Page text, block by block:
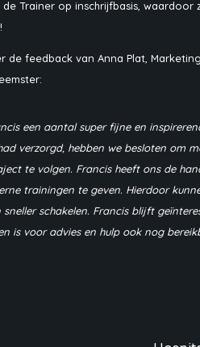
de Trainer op inschrijfbasis,
de feedback van Anna Plat,
een aantal super fijne en
verzorgd, hebben we besloten om
te volgen. Francis heeft ons de
trainingen te geven. Hierdoor
sneller schakelen. Francis blijft
is voor advies en hulp ook nog